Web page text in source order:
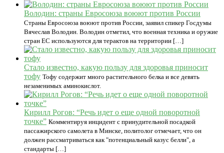
Володин: страны Евросоюза воюют против России
Страны Евросоюза воюют против России, заявил спикер Госдумы
Вячеслав Володин. Володин отметил, что военная техника и оружие
стран ЕС используются для терактов на территории […]
Стало известно, какую пользу для здоровья приносит
тофу Тофу содержит много растительного белка и все девять
незаменимых аминокислот.
Кирилл Рогов: “Речь идет о еще одной поворотной
точке” Комментируя инцидент с принудительной посадкой
пассажирского самолета в Минске, политолог отмечает, что он
должен рассматриваться как "потенциальный казус белли", а
стандарты […]